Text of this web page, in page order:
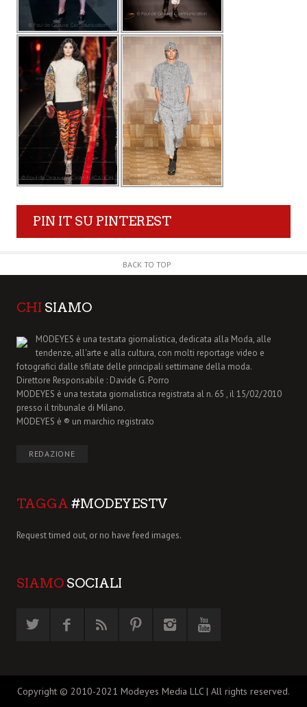
PIN IT SU PINTEREST
BACK TO TOP
CHI SIAMO
MODEYES è una testata giornalistica, dedicata alla Moda, alle
tendenze, all'arte e alla cultura, con molti reportage video e
fotografici dalle sfilate delle principali settimane della moda.
Direttore Responsabile : Davide G. Porro
MODEYES è una testata giornalistica registrata al n. 65 , il 15/02/2010
presso il tribunale di Milano.
MODEYES è ® un marchio registrato
REDAZIONE
TAGGA #MODEYESTV
Request timed out, or no have feed images.
SIAMO SOCIALI
Copyright © 2010-2021 Modeyes Media LLC | All rights reserved.